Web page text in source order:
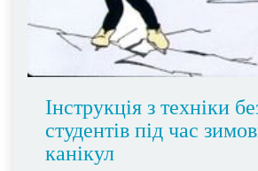
Інструкція з техніки
студентів під час
канікул